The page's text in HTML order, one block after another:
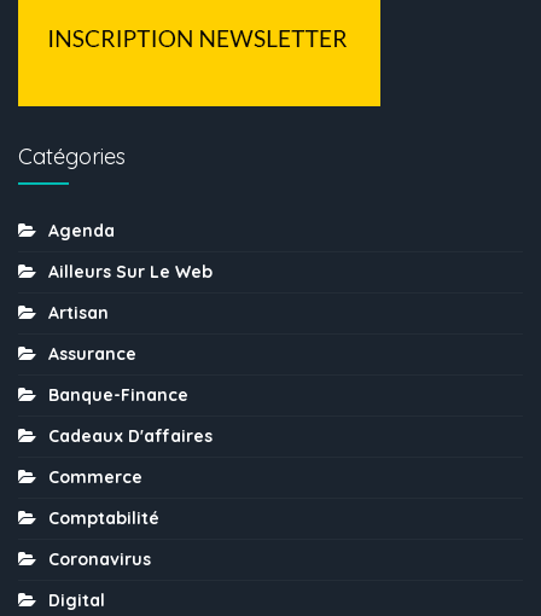
Catégories
Agenda
Ailleurs Sur Le Web
Artisan
Assurance
Banque-Finance
Cadeaux D'affaires
Commerce
Comptabilité
Coronavirus
Digital